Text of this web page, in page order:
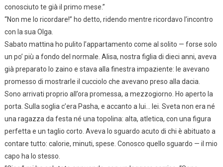
conosciuto te già il primo mese.”
“Non me lo ricordare!” ho detto, ridendo mentre ricordavo l’incontro
con la sua Olga.
Sabato mattina ho pulito l’appartamento come al solito — forse solo
un po’ più a fondo del normale. Alisa, nostra figlia di dieci anni, aveva
già preparato lo zaino e stava alla finestra impaziente: le avevano
promesso di mostrarle il cucciolo che avevano preso alla dacia.
Sono arrivati proprio all’ora promessa, a mezzogiorno. Ho aperto la
porta. Sulla soglia c’era Pasha, e accanto a lui… lei. Sveta non era né
una ragazza da festa né una topolina: alta, atletica, con una figura
perfetta e un taglio corto. Aveva lo sguardo acuto di chi è abituato a
contare tutto: calorie, minuti, spese. Conosco quello sguardo — il mio
capo ha lo stesso.